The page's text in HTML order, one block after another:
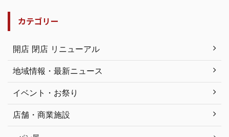
カテゴリー
開店 閉店 リニューアル
地域情報・最新ニュース
イベント・お祭り
店舗・商業施設